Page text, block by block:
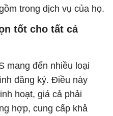
trong dịch vụ của họ.
tốt cho tất cả
mang đến nhiều loại
đăng ký. Điều này
hoạt, giá cả phải
hợp, cung cấp khả